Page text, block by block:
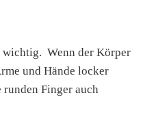
Wenn der Körper
und Hände locker
Finger auch